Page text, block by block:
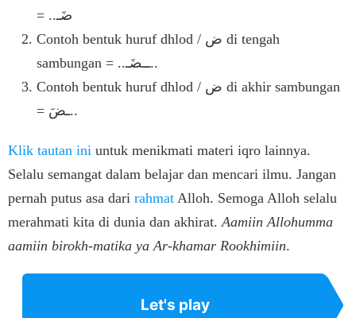
= ..ضَـ
Contoh bentuk huruf dhlod / ض di tengah
sambungan = ..ــضَـ..
Contoh bentuk huruf dhlod / ض di akhir sambungan
= ـضَ..
Klik tautan ini untuk menikmati materi iqro lainnya.
Selalu semangat dalam belajar dan mencari ilmu. Jangan
pernah putus asa dari rahmat Alloh. Semoga Alloh selalu
merahmati kita di dunia dan akhirat. Aamiin Allohumma
aamiin birokh-matika ya Ar-khamar Rookhimiin.
Let's play